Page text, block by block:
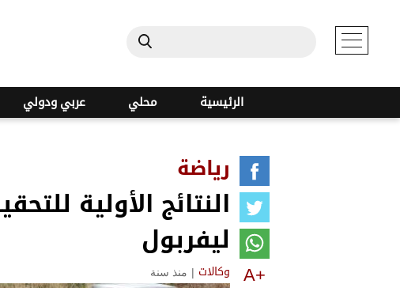
الرئيسية محلي عربي ودولي
رياضة
النتائج الأولية
ليفربول
وكالات | منذ سنة A+